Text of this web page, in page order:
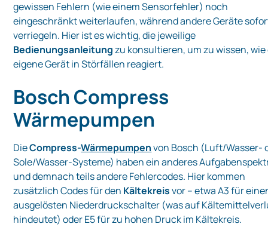
gewissen Fehlern (wie einem Sensorfehler) noch
eingeschränkt weiterlaufen, während andere Geräte
verriegeln. Hier ist es wichtig, die jeweilige
Bedienungsanleitungzu konsultieren, um zu wissen, wie
eigene Gerät in Störfällen reagiert.
Bosch Compress
Wärmepumpen
DieCompress-Wärmepumpenvon Bosch (Luft/Wasser-
Sole/Wasser-Systeme) haben ein anderes
und demnach teils andere Fehlercodes. Hier kommen
zusätzlich Codes für den Kältekreisvor – etwa A3 für
ausgelösten Niederdruckschalter (was auf
hindeutet) oder E5 für zu hohen Druck im Kältekreis.